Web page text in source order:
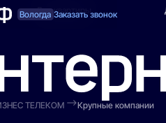
Вологда Заказать звонок
Для квартиры
ТЕЛЕКОМ Крупные компании